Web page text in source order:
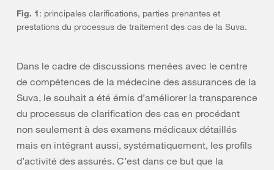
Fig. 1: principales clarifications, parties prenantes et
prestations du processus de traitement des cas de la Suva.
Dans le cadre de discussions menées avec le centre
de compétences de la médecine des assurances de la
Suva, le souhait a été émis d’améliorer la transparence
du processus de clarification des cas en procédant
non seulement à des examens médicaux détaillés
mais en intégrant aussi, systématiquement, les profils
d’activité des assurés. C’est dans ce but que la